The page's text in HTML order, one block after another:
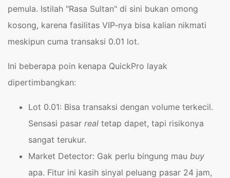
pemula. Istilah "Rasa Sultan" di sini bukan omong
kosong, karena fasilitas VIP-nya bisa kalian nikmati
meskipun cuma transaksi 0.01 lot.
Ini beberapa poin kenapa QuickPro layak
dipertimbangkan:
Lot 0.01: Bisa transaksi dengan volume terkecil.
Sensasi pasar real tetap dapet, tapi risikonya
sangat terukur.
Market Detector: Gak perlu bingung mau buy
apa. Fitur ini kasih sinyal peluang pasar 24 jam,